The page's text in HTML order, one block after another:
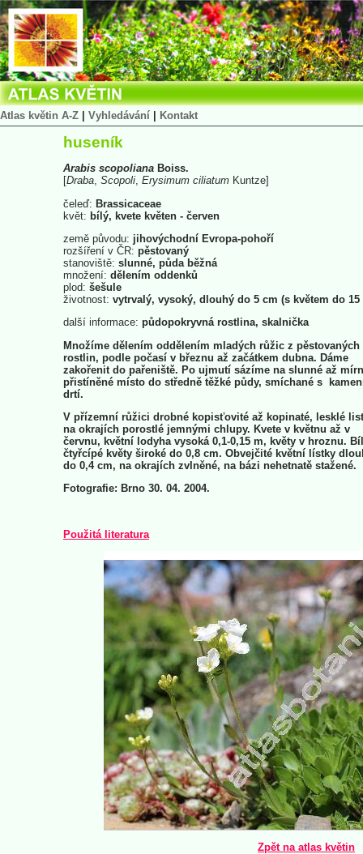
Atlas květin A-Z Vyhledávání Kontakt
huseník
Arabis scopoliana Boiss.
[Draba, Scopoli, Erysimum ciliatum Kuntze]
čeleď: Brassicaceae
květ: bílý, kvete květen - červen
země původu: jihovýchodní Evropa-pohoří
rozšíření v ČR: pěstovaný
stanoviště: slunné, půda běžná
množení: dělením oddenků
plod: šešule
životnost: vytrvalý, vysoký, dlouhý do 5 cm (s květem do 15
další informace: půdopokryvná rostlina, skalnička
Množíme dělením oddělením mladých růžic z pěstovaných
rostlin, podle počasí v březnu až začátkem dubna. Dáme
zakořenit do pařeniště. Po ujmutí sázíme na slunné až
přistíněné místo do středně těžké půdy, smíchané s
drtí.
V přízemní růžici drobné kopisťovité až kopinaté, lesklé
na okrajích porostlé jemnými chlupy. Kvete v květnu až v
červnu, květní lodyha vysoká 0,1-0,15 m, květy v hroznu.
čtyřcípé květy široké do 0,8 cm. Obvejčité květní lístky
do 0,4 cm, na okrajích zvlněné, na bázi nehetnatě stažené.
Fotografie: Brno 30. 04. 2004.
Použitá literatura
Zpět na atlas květin